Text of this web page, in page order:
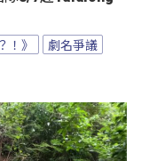
！》
劇名爭議